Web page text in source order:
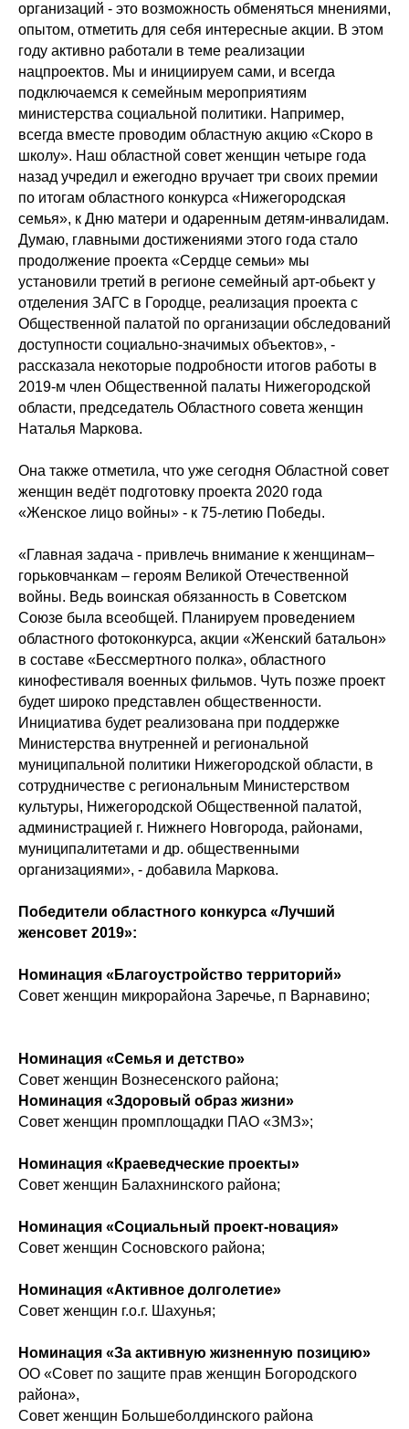
организаций - это возможность обменяться мнениями,
опытом, отметить для себя интересные акции. В этом
году активно работали в теме реализации
нацпроектов. Мы и инициируем сами, и всегда
подключаемся к семейным мероприятиям
министерства социальной политики. Например,
всегда вместе проводим областную акцию «Скоро в
школу». Наш областной совет женщин четыре года
назад учредил и ежегодно вручает три своих премии
по итогам областного конкурса «Нижегородская
семья», к Дню матери и одаренным детям-инвалидам.
Думаю, главными достижениями этого года стало
продолжение проекта «Сердце семьи» мы
установили третий в регионе семейный арт-обьект у
отделения ЗАГС в Городце, реализация проекта с
Общественной палатой по организации обследований
доступности социально-значимых объектов», -
рассказала некоторые подробности итогов работы в
2019-м член Общественной палаты Нижегородской
области, председатель Областного совета женщин
Наталья Маркова.
Она также отметила, что уже сегодня Областной совет
женщин ведёт подготовку проекта 2020 года
«Женское лицо войны» - к 75-летию Победы.
«Главная задача - привлечь внимание к женщинам–
горьковчанкам – героям Великой Отечественной
войны. Ведь воинская обязанность в Советском
Союзе была всеобщей. Планируем проведением
областного фотоконкурса, акции «Женский батальон»
в составе «Бессмертного полка», областного
кинофестиваля военных фильмов. Чуть позже проект
будет широко представлен общественности.
Инициатива будет реализована при поддержке
Министерства внутренней и региональной
муниципальной политики Нижегородской области, в
сотрудничестве с региональным Министерством
культуры, Нижегородской Общественной палатой,
администрацией г. Нижнего Новгорода, районами,
муниципалитетами и др. общественными
организациями», - добавила Маркова.
Победители областного конкурса «Лучший
женсовет 2019»:
Номинация «Благоустройство территорий»
Совет женщин микрорайона Заречье, п Варнавино;
Номинация «Семья и детство»
Совет женщин Вознесенского района;
Номинация «Здоровый образ жизни»
Совет женщин промплощадки ПАО «ЗМЗ»;
Номинация «Краеведческие проекты»
Совет женщин Балахнинского района;
Номинация «Социальный проект-новация»
Совет женщин Сосновского района;
Номинация «Активное долголетие»
Совет женщин г.о.г. Шахунья;
Номинация «За активную жизненную позицию»
ОО «Совет по защите прав женщин Богородского
района»,
Совет женщин Большеболдинского района